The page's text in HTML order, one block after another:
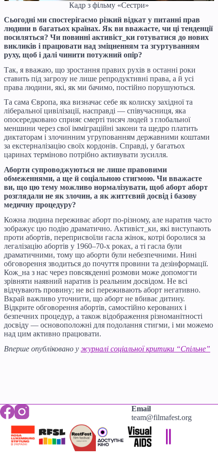
Кадр з фільму «Сестри»
Сьогодні ми спостерігаємо різкий відкат у питанні прав
людини в багатьох країнах. Як ви вважаєте, чи ці тенденції
посиляться? Чи повинні активіст_ки готуватися до нових
викликів і працювати над зміцненням та згуртуванням
руху, щоб і далі чинити потужний опір?
Так, я вважаю, що зростання правих рухів в останні роки
ставить під загрозу не лише репродуктивні права, а й усі
права людини, які, як ми бачимо, постійно порушуються.
Та сама Європа, яка визначає себе як колиску західної та
ліберальної цивілізації, насправді — співучасниця, яка
опосередковано сприяє смерті тисяч людей з глобальної
меншини через свої імміграційні закони та щедро платить
диктаторам і злочинним угрупованням державними коштами
за екстерналізацію своїх кордонів. Справді, у багатьох
царинах терміново потрібно активувати зусилля.
Аборти супроводжуються не лише правовими
обмеженнями, а ще й соціальною стигмою. Чи вважаєте
ви, що цю тему можливо нормалізувати, щоб аборт аборт
розглядали не як злочин, а як життєвий досвід і базову
медичну процедуру?
Кожна людина переживає аборт по-різному, але наратив часто
зображує цю подію драматично. Активіст_ки, які виступають
проти абортів, переприсвоїли гасла жінок, котрі боролися за
легалізацію абортів у 1960–70-х роках, а ті гасла були
драматичними, тому що аборти були небезпечними. Нині
обговорення зводиться до почуття провини та дезінформації.
Кож_на з нас через повсякденні розмови може допомогти
зрівняти наявний наратив із реальним досвідом. Не всі
відчувають провину; не всі переживають аборт негативно.
Вкрай важливо уточнити, що аборт не вбиває дитину.
Відкрите обговорення абортів, самостійно керованих і
безпечних процедур, а також відображення різноманітності
досвіду — основоположні для подолання стигми, і ми можемо
над цим активно працювати.
Вперше опубліковано у журналі соціальної критики “Спільне”
Email
team@filmafest.org